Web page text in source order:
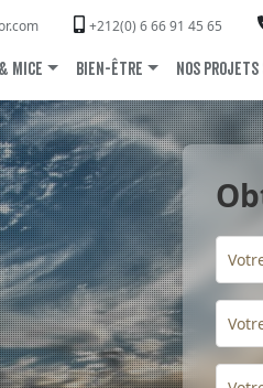
+212(0) 6 66 91 45 65
MICE BIEN-ÊTRE NOS PROJETS